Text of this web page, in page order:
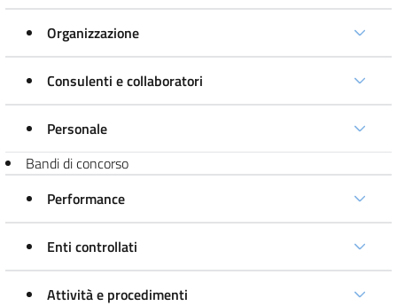
Organizzazione
Consulenti e collaboratori
Personale
Bandi di concorso
Performance
Enti controllati
Attività e procedimenti